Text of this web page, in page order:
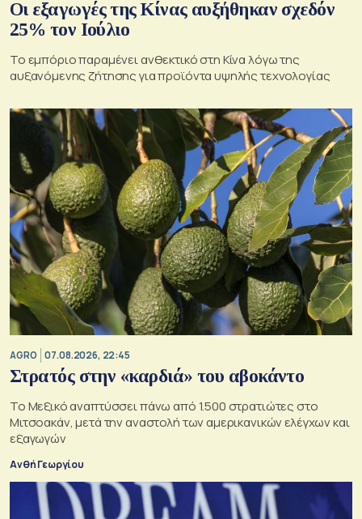
Οι εξαγωγές της Κίνας αυξήθηκαν σχεδόν
25% τον Ιούλιο
Το εμπόριο παραμένει ανθεκτικό στη Κίνα λόγω της
αυξανόμενης ζήτησης για προϊόντα υψηλής τεχνολογίας
AGRO 07.08.2026, 22:45
Στρατός στην «καρδιά» του αβοκάντο
Το Μεξικό αναπτύσσει πάνω από 1.500 στρατιώτες στο
Μιτσοακάν, μετά την αναστολή των αμερικανικών ελέγχων και
εξαγωγών
Ανθή Γεωργίου